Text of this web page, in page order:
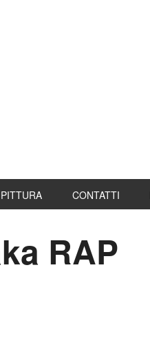
PITTURA CONTATTI
RAP